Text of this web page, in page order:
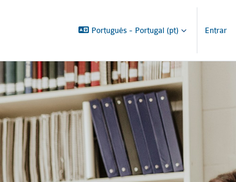
Português - Portugal ‎(pt)‎ Entrar